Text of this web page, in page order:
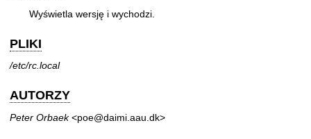
Wyświetla wersję i wychodzi.
PLIKI
/etc/rc.local
AUTORZY
Peter Orbaek<poe@daimi.aau.dk>